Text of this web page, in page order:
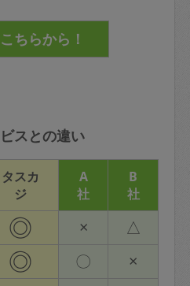
スとの違い
タスカ
ジ
A
社
B
社
◎ × △
◎ 〇 ×